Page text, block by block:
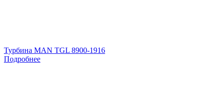
Турбина MAN TGL 8900-1916
Подробнее